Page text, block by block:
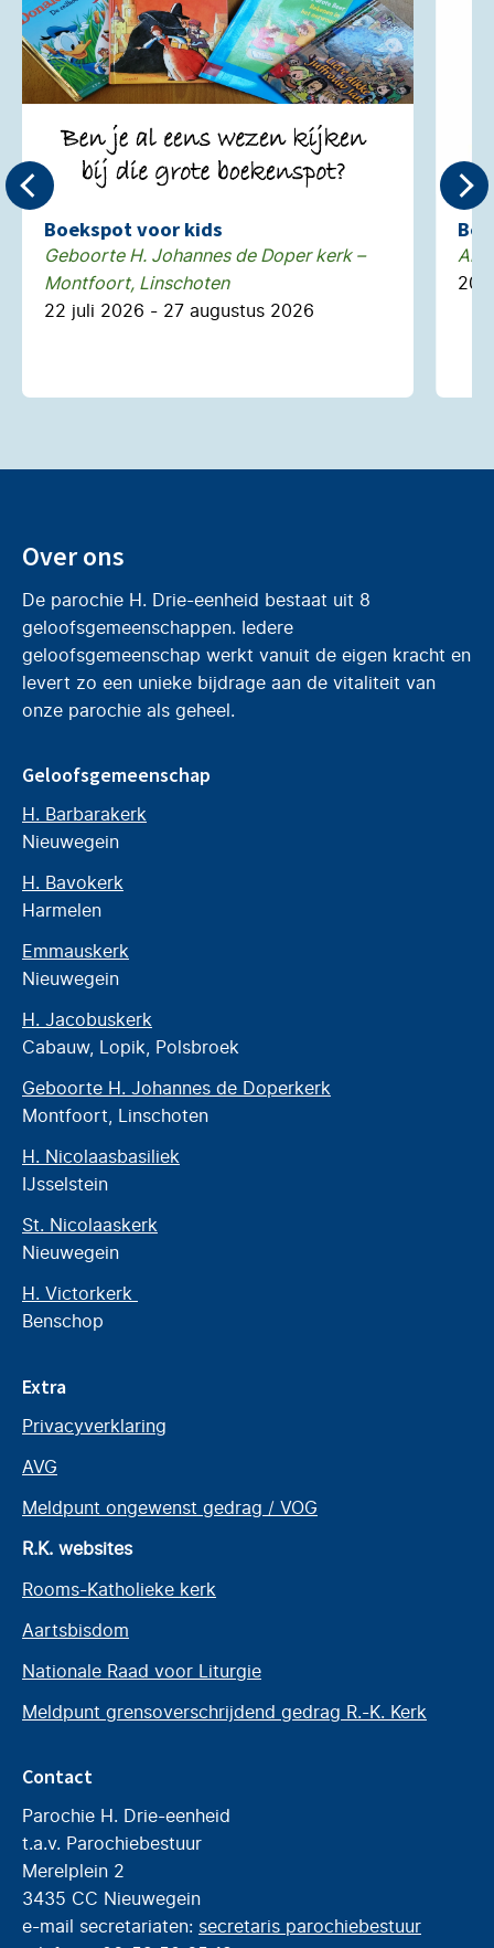
Boekspot voor kids
Geboorte H. Johannes de Doper kerk –
Montfoort, Linschoten
22 juli 2026 - 27 augustus 2026
20
Over ons
De parochie H. Drie-eenheid bestaat uit 8
geloofsgemeenschappen. Iedere
geloofsgemeenschap werkt vanuit de eigen kracht en
levert zo een unieke bijdrage aan de vitaliteit van
onze parochie als geheel.
Geloofsgemeenschap
H. Barbarakerk
Nieuwegein
H. Bavokerk
Harmelen
Emmauskerk
Nieuwegein
H. Jacobuskerk
Cabauw, Lopik, Polsbroek
Geboorte H. Johannes de Doperkerk
Montfoort, Linschoten
H. Nicolaasbasiliek
IJsselstein
St. Nicolaaskerk
Nieuwegein
H. Victorkerk
Benschop
Extra
Privacyverklaring
AVG
Meldpunt ongewenst gedrag / VOG
R.K. websites
Rooms-Katholieke kerk
Aartsbisdom
Nationale Raad voor Liturgie
Meldpunt grensoverschrijdend gedrag R.-K. Kerk
Contact
Parochie H. Drie-eenheid
t.a.v. Parochiebestuur
Merelplein 2
3435 CC Nieuwegein
e-mail secretariaten: secretaris parochiebestuur